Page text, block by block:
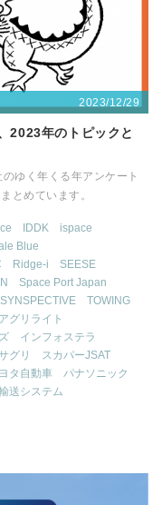
2023/12/29
2023年のトピックと
ゆく年くる年アンケート
とめています。
IDDK
ispace
Blue
Ridge-i
SEESE
Space Port Japan
SYNSPECTIVE
TOWING
アグリライト
インフォステラ
グリ
スカパーJSAT
タ自動車
パナソニック
送システム